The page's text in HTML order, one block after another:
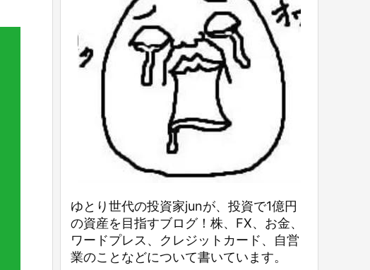
ゆとり世代の投資家junが、投資で1億円
の資産を目指すブログ！株、FX、お金、
ワードプレス、クレジットカード、自営
業のことなどについて書いています。